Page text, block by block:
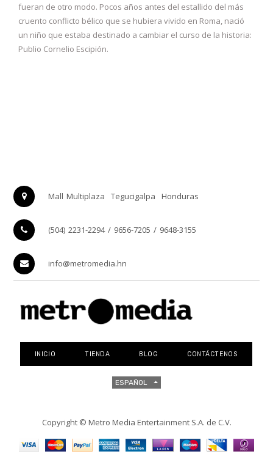
fueran de otro modo. Pocos años antes del estallido del más
cruento conflicto bélico que se hubiera vivido en Roma, nació
un niño que estaba destinado a cambiar el curso de la historia:
Publio Cornelio Escipión.
Mall Multiplaza Tegucigalpa Honduras
(504) 2231-2294 / 9656-7205 / 9648-3155
info@metromedia.hn
INICIO TIENDA BLOG CONTÁCTENOS
ESPAÑOL
Copyright © Metro Media Entertainment S.A. de C.V.